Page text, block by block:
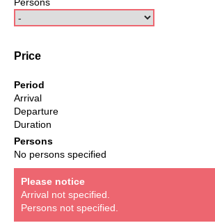
Price
Period
Arrival
Departure
Duration
Persons
No persons specified
Please notice
Arrival not specified.
Persons not specified.